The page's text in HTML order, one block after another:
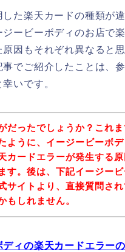
した楽天カードの種類が
ービーボディのお店で
因もそれぞれ異なると思
でご紹介したことは、
いです。
だったでしょうか？これ
ように、イージービーボ
カードエラーが発生する原
す。後は、下記イージービ
サイトより、直接質問され
もしれません。
ディの楽天カードエラー